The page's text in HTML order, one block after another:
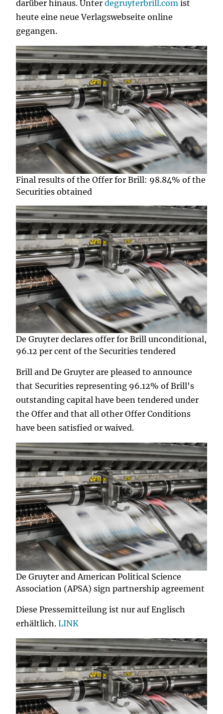
darüber hinaus. Unter degruyterbrill.com ist
heute eine neue Verlagswebseite online
gegangen.
Final results of the Offer for Brill: 98.84% of the
Securities obtained
De Gruyter declares offer for Brill unconditional,
96.12 per cent of the Securities tendered
Brill and De Gruyter are pleased to announce
that Securities representing 96.12% of Brill's
outstanding capital have been tendered under
the Offer and that all other Offer Conditions
have been satisfied or waived.
De Gruyter and American Political Science
Association (APSA) sign partnership agreement
Diese Pressemitteilung ist nur auf Englisch
erhältlich. LINK